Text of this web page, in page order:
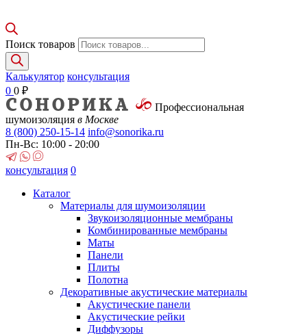
Поиск товаров
Калькулятор консультация
0 0 ₽
Профессиональная
шумоизоляция в Москве
8 (800) 250-15-14 info@sonorika.ru
Пн-Вс: 10:00 - 20:00
консультация 0
Каталог
Материалы для шумоизоляции
Звукоизоляционные мембраны
Комбинированные мембраны
Маты
Панели
Плиты
Полотна
Декоративные акустические материалы
Акустические панели
Акустические рейки
Диффузоры